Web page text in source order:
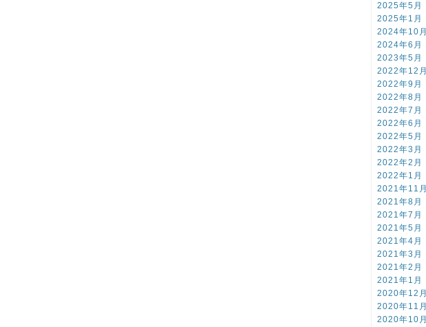
2025年5月
2025年1月
2024年10月
2024年6月
2023年5月
2022年12月
2022年9月
2022年8月
2022年7月
2022年6月
2022年5月
2022年3月
2022年2月
2022年1月
2021年11月
2021年8月
2021年7月
2021年5月
2021年4月
2021年3月
2021年2月
2021年1月
2020年12月
2020年11月
2020年10月